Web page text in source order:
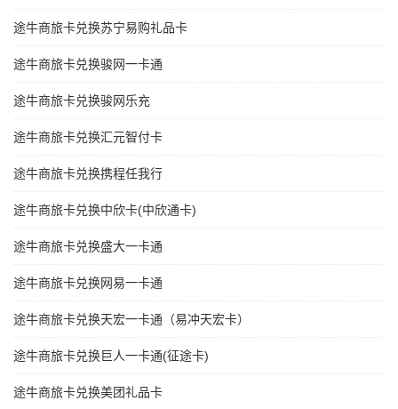
途牛商旅卡兑换苏宁易购礼品卡
途牛商旅卡兑换骏网一卡通
途牛商旅卡兑换骏网乐充
途牛商旅卡兑换汇元智付卡
途牛商旅卡兑换携程任我行
途牛商旅卡兑换中欣卡(中欣通卡)
途牛商旅卡兑换盛大一卡通
途牛商旅卡兑换网易一卡通
途牛商旅卡兑换天宏一卡通（易冲天宏卡）
途牛商旅卡兑换巨人一卡通(征途卡)
途牛商旅卡兑换美团礼品卡